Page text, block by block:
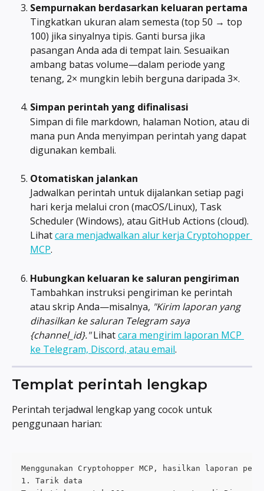
Sempurnakan berdasarkan keluaran pertama
Tingkatkan ukuran alam semesta (top 50 → top
100) jika sinyalnya tipis. Ganti bursa jika
pasangan Anda ada di tempat lain. Sesuaikan
ambang batas volume—dalam periode yang
tenang, 2× mungkin lebih berguna daripada 3×.
Simpan perintah yang difinalisasi
Simpan di file markdown, halaman Notion, atau di
mana pun Anda menyimpan perintah yang dapat
digunakan kembali.
Otomatiskan jalankan
Jadwalkan perintah untuk dijalankan setiap pagi
hari kerja melalui cron (macOS/Linux), Task
Scheduler (Windows), atau GitHub Actions (cloud).
Lihat cara menjadwalkan alur kerja Cryptohopper
MCP.
Hubungkan keluaran ke saluran pengiriman
Tambahkan instruksi pengiriman ke perintah
atau skrip Anda—misalnya, "Kirim laporan yang
dihasilkan ke saluran Telegram saya
{channel_id}." Lihat cara mengirim laporan MCP
ke Telegram, Discord, atau email.
Templat perintah lengkap
Perintah terjadwal lengkap yang cocok untuk
penggunaan harian:
Menggunakan Cryptohopper MCP, hasilkan laporan
1. Tarik data